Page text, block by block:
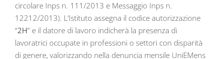
circolare Inps n. 111/2013 e Messaggio Inps n.
12212/2013). L’Istituto assegna il codice autorizzazione
“2H” e il datore di lavoro indicherà la presenza di
lavoratrici occupate in professioni o settori con disparità
di genere, valorizzando nella denuncia mensile UniEMens